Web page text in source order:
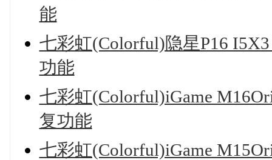
能
七彩虹(Colorful)隐星P16
功能
七彩虹(Colorful)iGame
复功能
七彩虹(Colorful)iGame